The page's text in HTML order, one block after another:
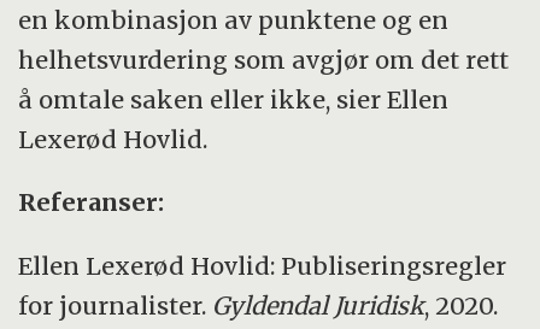
en kombinasjon av punktene og en
helhetsvurdering som avgjør om det rett
å omtale saken eller ikke, sier Ellen
Lexerød Hovlid.
Referanser:
Ellen Lexerød Hovlid: Publiseringsregler
for journalister. Gyldendal Juridisk, 2020.